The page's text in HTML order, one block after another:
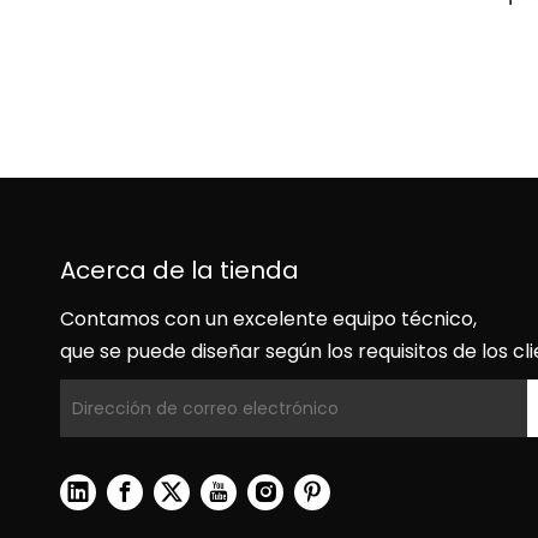
Acerca de la tienda
Contamos con un excelente equipo técnico,
que se puede diseñar según los requisitos de los